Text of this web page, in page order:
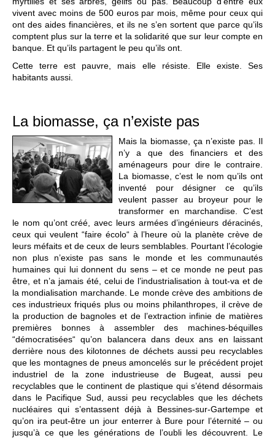
vivent avec moins de 500 euros par mois, même pour ceux qui
ont des aides financières, et ils ne s’en sortent que parce qu’ils
comptent plus sur la terre et la solidarité que sur leur compte en
banque. Et qu’ils partagent le peu qu’ils ont.
Cette terre est pauvre, mais elle résiste. Elle existe. Ses
habitants aussi.
La biomasse, ça n’existe pas
Mais la biomasse, ça n’existe pas. Il
n’y a que des financiers et des
aménageurs pour dire le contraire.
La biomasse, c’est le nom qu’ils ont
inventé pour désigner ce qu’ils
veulent passer au broyeur pour le
transformer en marchandise. C’est
le nom qu’ont créé, avec leurs armées d’ingénieurs déracinés,
ceux qui veulent “faire écolo“ à l’heure où la planète crève de
leurs méfaits et de ceux de leurs semblables. Pourtant l’écologie
non plus n’existe pas sans le monde et les communautés
humaines qui lui donnent du sens – et ce monde ne peut pas
être, et n’a jamais été, celui de l’industrialisation à tout-va et de
la mondialisation marchande. Le monde crève des ambitions de
ces industrieux friqués plus ou moins philanthropes, il crève de
la production de bagnoles et de l’extraction infinie de matières
premières bonnes à assembler des machines-béquilles
“démocratisées“ qu’on balancera dans deux ans en laissant
derrière nous des kilotonnes de déchets aussi peu recyclables
que les montagnes de pneus amoncelés sur le précédent projet
industriel de la zone industrieuse de Bugeat, aussi peu
recyclables que le continent de plastique qui s’étend désormais
dans le Pacifique Sud, aussi peu recyclables que les déchets
nucléaires qui s’entassent déjà à Bessines-sur-Gartempe et
qu’on ira peut-être un jour enterrer à Bure pour l’éternité – ou
jusqu’à ce que les générations de l’oubli les découvrent. Le